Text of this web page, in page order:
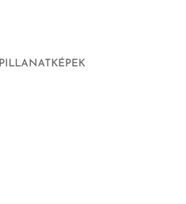
PILLANATKÉPEK